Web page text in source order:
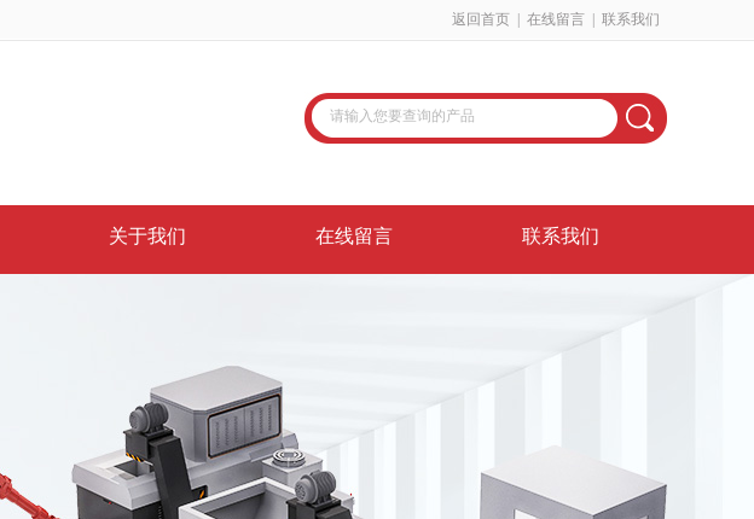
返回首页 在线留言 联系我们
关于我们 在线留言 联系我们